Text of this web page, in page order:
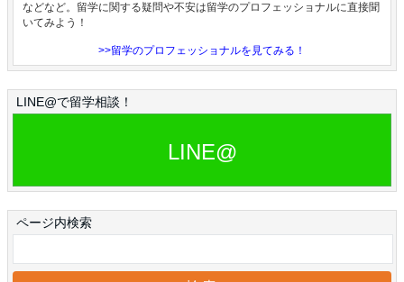
などなど。留学に関する疑問や不安は留学のプロフェッショナルに直接聞
いてみよう！
>>留学のプロフェッショナルを見てみる！
LINE@で留学相談！
LINE@
ページ内検索